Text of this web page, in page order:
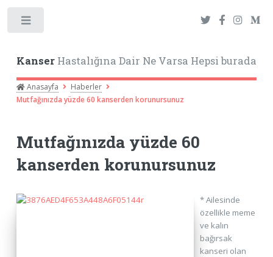
KanserHastalığına Dair Ne Varsa Hepsi burada
Anasayfa
Haberler
Mutfağınızda yüzde 60 kanserden korunursunuz
Mutfağınızda yüzde 60
kanserden korunursunuz
* Ailesinde
özellikle meme
ve kalın
bağırsak
kanseri olan